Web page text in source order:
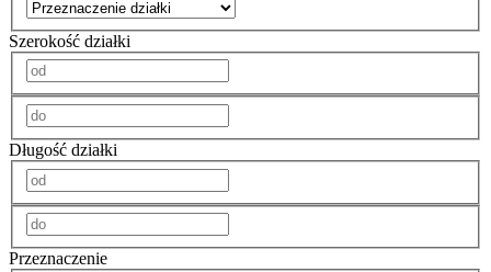
Szerokość działki
Długość działki
Przeznaczenie